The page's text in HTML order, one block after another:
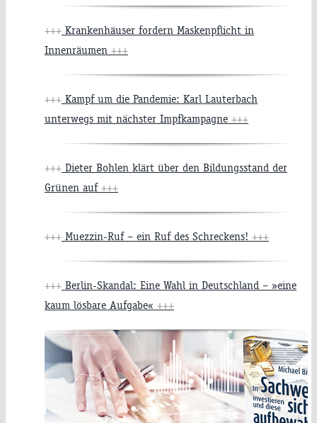
+++ Krankenhäuser fordern Maskenpflicht in
Innenräumen +++
+++ Kampf um die Pandemie: Karl Lauterbach
unterwegs mit nächster Impfkampagne +++
+++ Dieter Bohlen klärt über den Bildungsstand der
Grünen auf +++
+++ Muezzin-Ruf – ein Ruf des Schreckens! +++
+++ Berlin-Skandal: Eine Wahl in Deutschland – »eine
kaum lösbare Aufgabe« +++